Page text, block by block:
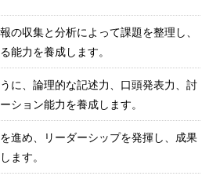
の収集と分析によって課題を整理し、
能力を養成します。
に、論理的な記述力、口頭発表力、討
ション能力を養成します。
進め、リーダーシップを発揮し、成果
ます。